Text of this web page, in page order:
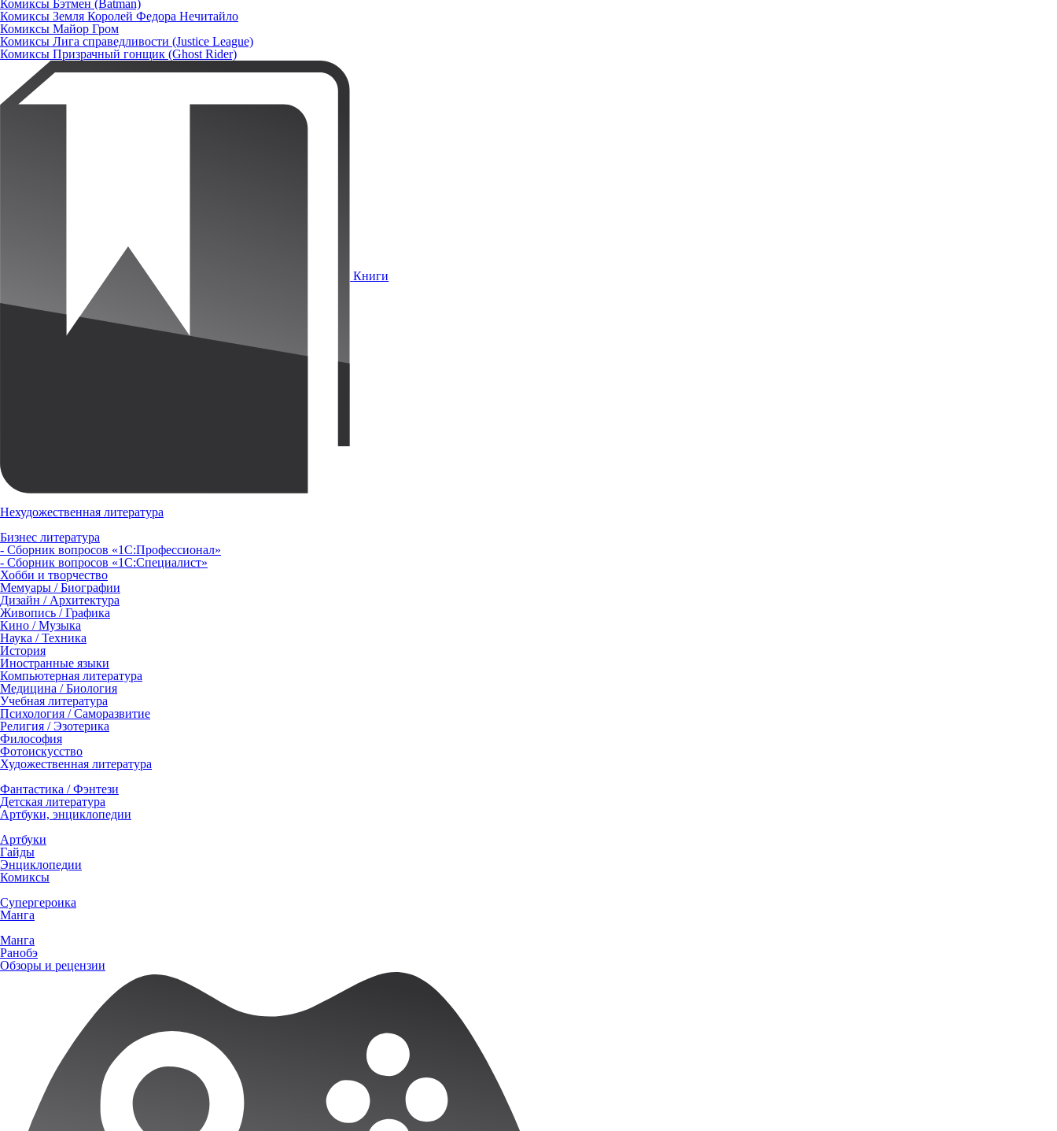
Комиксы Бэтмен (Batman)
Комиксы Земля Королей Федора Нечитайло
Комиксы Майор Гром
Комиксы Лига справедливости (Justice League)
Комиксы Призрачный гонщик (Ghost Rider)
Книги
Нехудожественная литература
Бизнес литература
- Сборник вопросов «1С:Профессионал»
- Сборник вопросов «1С:Специалист»
Хобби и творчество
Мемуары / Биографии
Дизайн / Архитектура
Живопись / Графика
Кино / Музыка
Наука / Техника
История
Иностранные языки
Компьютерная литература
Медицина / Биология
Учебная литература
Психология / Саморазвитие
Религия / Эзотерика
Философия
Фотоискусство
Художественная литература
Фантастика / Фэнтези
Детская литература
Артбуки, энциклопедии
Артбуки
Гайды
Энциклопедии
Комиксы
Супергероика
Манга
Манга
Ранобэ
Обзоры и рецензии